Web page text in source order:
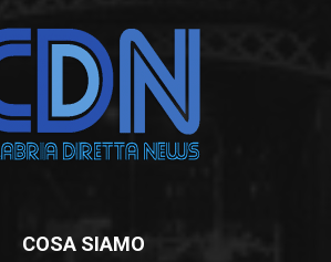
COSA SIAMO